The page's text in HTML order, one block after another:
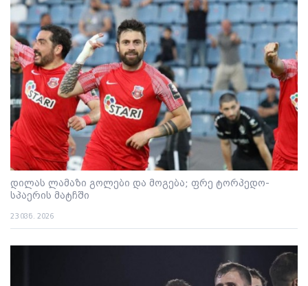
დილას ლამაზი გოლები და მოგება; ფრე ტორპედო-
სპაერის მატჩში
23 ივნ. 2026